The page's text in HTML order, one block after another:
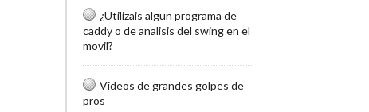
¿Utilizais algun programa de
caddy o de analisis del swing en el
movil?
Videos de grandes golpes de
pros